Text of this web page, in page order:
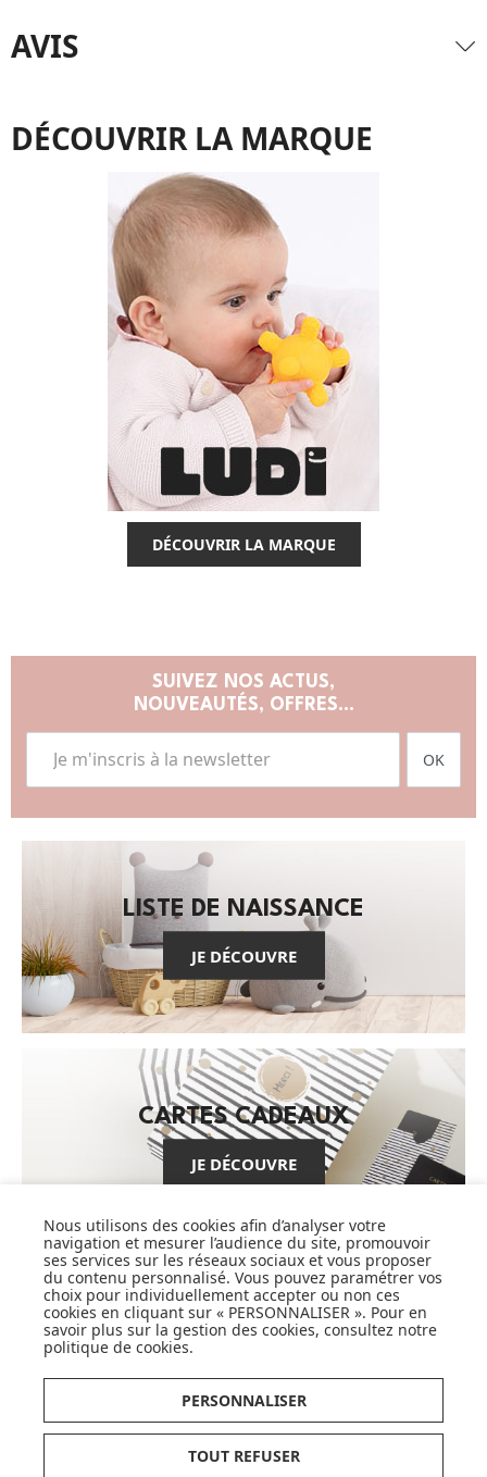
AVIS
DÉCOUVRIR LA MARQUE
DÉCOUVRIR LA MARQUE
SUIVEZ NOS ACTUS,
NOUVEAUTÉS, OFFRES...
OK
LISTE DE NAISSANCE
JE DÉCOUVRE
CARTES CADEAUX
JE DÉCOUVRE
Pionnier du WEB, leader français de la distribution
sélective en puériculture depuis plus de 15 ans,
Made In Bébé est heureux d'accompagner chaque
jour parents, familles et enfants.
Avec sa boutique en ligne spécialisée dans la
puériculture, Made in Bébé vous propose plus de
20 000 références et une sélection de plus de 300
marques.
Que ce soit pour préparer l'arrivée d'un heureux
Nous utilisons des cookies afin d’analyser votre
navigation et mesurer l’audience du site, promouvoir
ses services sur les réseaux sociaux et vous proposer
du contenu personnalisé. Vous pouvez paramétrer vos
choix pour individuellement accepter ou non ces
cookies en cliquant sur « PERSONNALISER ». Pour en
savoir plus sur la gestion des cookies, consultez notre
politique de cookies.
PERSONNALISER
TOUT REFUSER